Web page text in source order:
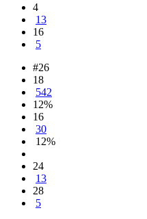
4
13
16
5
#26
18
542
12%
16
30
12%
24
13
28
5